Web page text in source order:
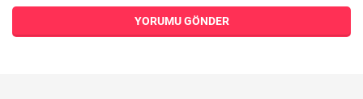
YORUMU GÖNDER